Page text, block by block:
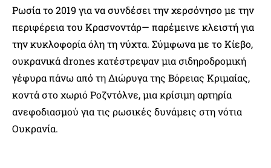
Ρωσία το 2019 για να συνδέσει την χερσόνησο με την
περιφέρεια του Κρασνοντάρ— παρέμεινε κλειστή για
την κυκλοφορία όλη τη νύχτα. Σύμφωνα με το Κίεβο,
ουκρανικά drones κατέστρεψαν μια σιδηροδρομική
γέφυρα πάνω από τη Διώρυγα της Βόρειας Κριμαίας,
κοντά στο χωριό Ροζντόλνε, μια κρίσιμη αρτηρία
ανεφοδιασμού για τις ρωσικές δυνάμεις στη νότια
Ουκρανία.